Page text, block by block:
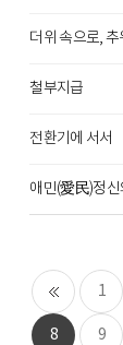
더위 속으로, 추
철부지급
전환기에 서서
애민(愛民)정신
1
8 9